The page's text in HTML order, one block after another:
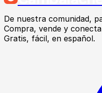
De nuestra comunidad,
Compra, vende y
Gratis, fácil, en español.